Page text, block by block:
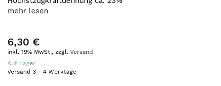
mehr lesen
6,30 €
inkl. 19% MwSt., zzgl. Versand
Auf Lager
Versand 3 - 4 Werktage